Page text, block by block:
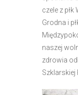
czele z
Grodna i
naszej
zdrowia
Szklarskiej